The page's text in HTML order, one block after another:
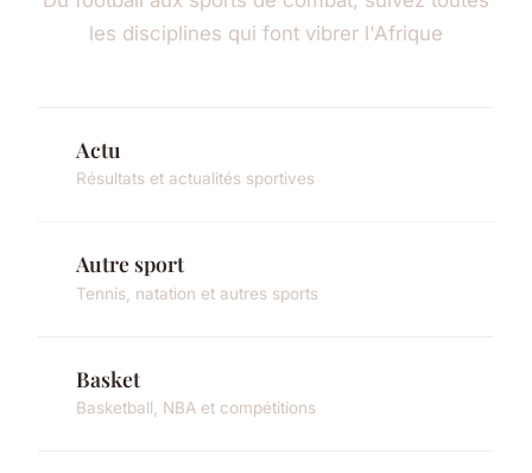
les disciplines qui font vibrer l'Afrique
Actu
Résultats et actualités sportives
Autre sport
Tennis, natation et autres sports
Basket
Basketball, NBA et compétitions